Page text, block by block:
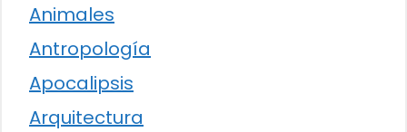
Animales
Antropología
Apocalipsis
Arquitectura